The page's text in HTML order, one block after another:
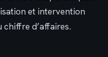
et intervention
chiffre d’affaires.